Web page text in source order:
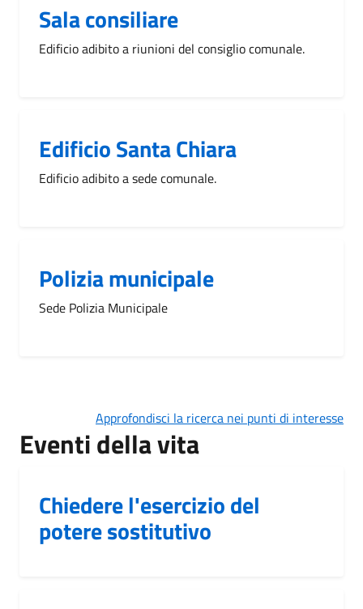
Sala consiliare
Edificio adibito a riunioni del consiglio comunale.
Edificio Santa Chiara
Edificio adibito a sede comunale.
Polizia municipale
Sede Polizia Municipale
Approfondisci la ricerca nei punti di interesse
Eventi della vita
Chiedere l'esercizio del
potere sostitutivo